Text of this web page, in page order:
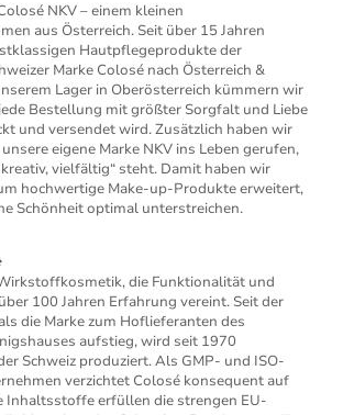
NKV – einem kleinen
aus Österreich. Seit über 15 Jahren
Hautpflegeprodukte der
Marke Colosé nach Österreich &
Lager in Oberösterreich kümmern wir
Bestellung mit größter Sorgfalt und Liebe
und versendet wird. Zusätzlich haben wir
eigene Marke NKV ins Leben gerufen,
vielfältig“ steht. Damit haben wir
hochwertige Make-up-Produkte erweitert,
Schönheit optimal unterstreichen.
die Funktionalität und
100 Jahren Erfahrung vereint. Seit der
die Marke zum Hoflieferanten des
aufstieg, wird seit 1970
Schweiz produziert. Als GMP- und ISO-
verzichtet Colosé konsequent auf
Inhaltsstoffe erfüllen die strengen EU-